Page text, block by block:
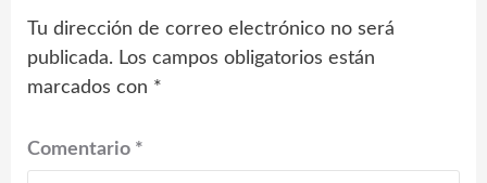
Tu dirección de correo electrónico no será
publicada. Los campos obligatorios están
marcados con *
Comentario *